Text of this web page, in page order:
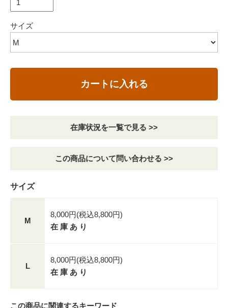
サイズ
カートに入れる
在庫状況を一覧で見る >>
この商品について問い合わせる >>
サイズ
M
8,000円(税込8,800円)
在 庫 あ り
L
8,000円(税込8,800円)
在 庫 あ り
この商品に関連するキーワード